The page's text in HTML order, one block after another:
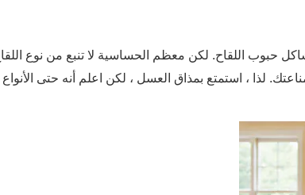
حبوب اللقاح. لكن معظم الحساسية لا تنبع من نوع
لذا ، استمتع بمذاق العسل ، لكن اعلم أنه حتى الأنواع